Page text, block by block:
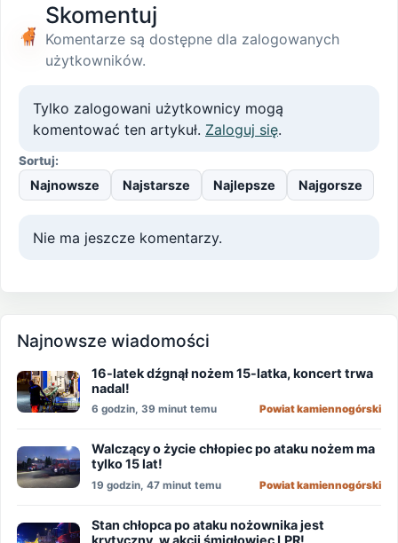
Skomentuj
Komentarze są dostępne dla zalogowanych
użytkowników.
Tylko zalogowani użytkownicy mogą
komentować ten artykuł. Zaloguj się.
Sortuj:
Najnowsze Najstarsze Najlepsze Najgorsze
Nie ma jeszcze komentarzy.
Najnowsze wiadomości
16-latek dźgnął nożem 15-latka, koncert trwa
nadal!
6 godzin, 39 minut temu Powiat kamiennogórski
Walczący o życie chłopiec po ataku nożem ma
tylko 15 lat!
19 godzin, 47 minut temu Powiat kamiennogórski
Stan chłopca po ataku nożownika jest
krytyczny, w akcji śmigłowiec LPR!